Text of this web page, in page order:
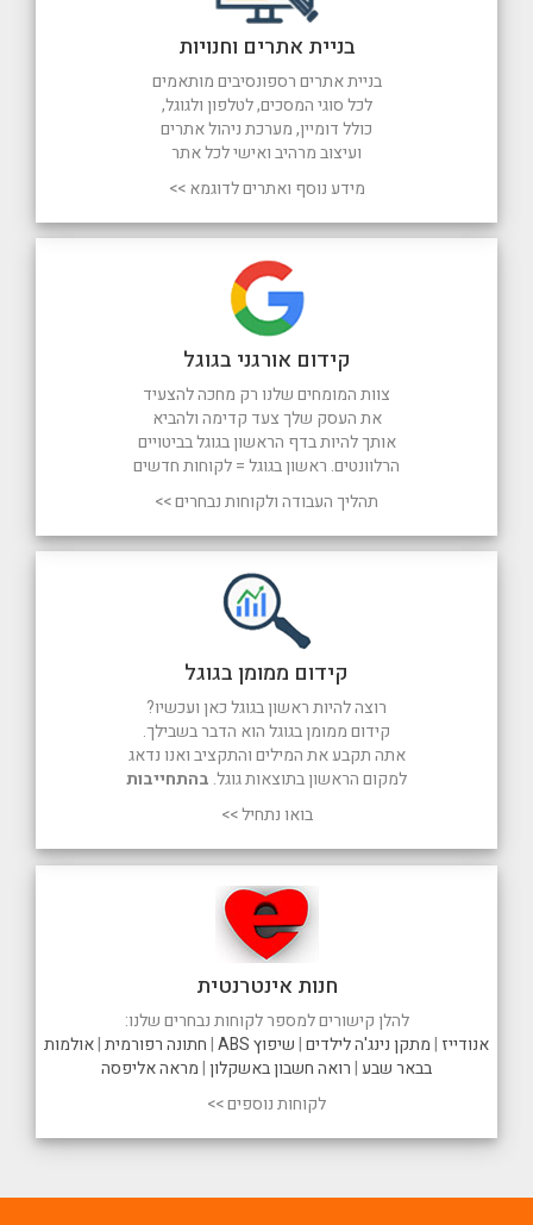
חנות אינטרנטית
להלן קישורים למספר לקוחות נבחרים שלנו:
אנודייז |מתקן נינג'ה לילדים|שיפוץ ABS |חתונה רפורמית|אולמות
בבאר שבע|רואה חשבון באשקלון|מראה אליפסה
לקוחות נוספים >>
קידום ממומן בגוגל
רוצה להיות ראשון בגוגל כאן ועכשיו?
קידום ממומן בגוגל הוא הדבר בשבילך.
אתה תקבע את המילים והתקציב ואנו נדאג
למקום הראשון בתוצאות גוגל. בהתחייבות
בואו נתחיל >>
קידום אורגני בגוגל
צוות המומחים שלנו רק מחכה להצעיד
את העסק שלך צעד קדימה ולהביא
אותך להיות בדף הראשון בגוגל בביטויים
הרלוונטים. ראשון בגוגל = לקוחות חדשים
תהליך העבודה ולקוחות נבחרים >>
בניית אתרים וחנויות
בניית אתרים רספונסיבים מותאמים
לכל סוגי המסכים, לטלפון ולגוגל,
כולל דומיין, מערכת ניהול אתרים
ועיצוב מרהיב ואישי לכל אתר
מידע נוסף ואתרים לדוגמא >>